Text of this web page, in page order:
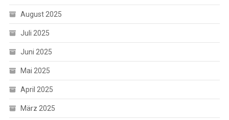
August 2025
Juli 2025
Juni 2025
Mai 2025
April 2025
März 2025